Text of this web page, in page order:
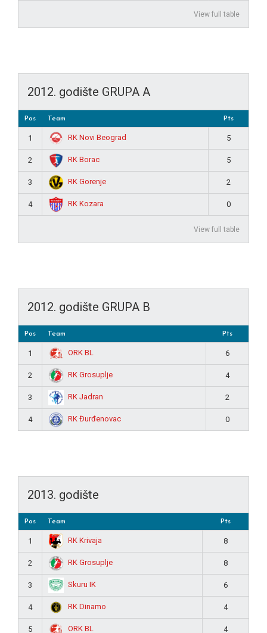
View full table
2012. godište GRUPA A
Pos Team Pts
1 RK Novi Beograd 5
2 RK Borac 5
3 RK Gorenje 2
4 RK Kozara 0
View full table
2012. godište GRUPA B
Pos Team Pts
1 ORK BL 6
2 RK Grosuplje 4
3 RK Jadran 2
4 RK Đurđenovac 0
2013. godište
Pos Team Pts
1 RK Krivaja 8
2 RK Grosuplje 8
3 Skuru IK 6
4 RK Dinamo 4
5 ORK BL 4